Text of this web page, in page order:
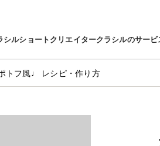
シルショートクリエイタークラシルのサービ
トフ風♩ レシピ・作り方